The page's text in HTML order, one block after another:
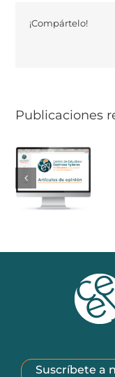
¡Compártelo!
Publicaciones
Suscríbete a